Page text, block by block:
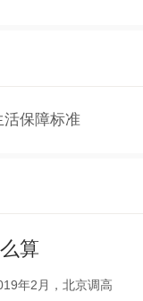
活保障标准
算
年2月，北京调高